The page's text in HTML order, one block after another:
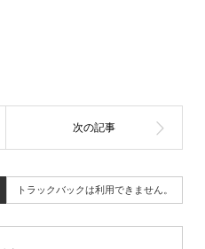
トラックバックは利用できません。